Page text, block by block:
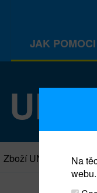
JAK POMOCI
Zboží UNICEF
Na
webu.